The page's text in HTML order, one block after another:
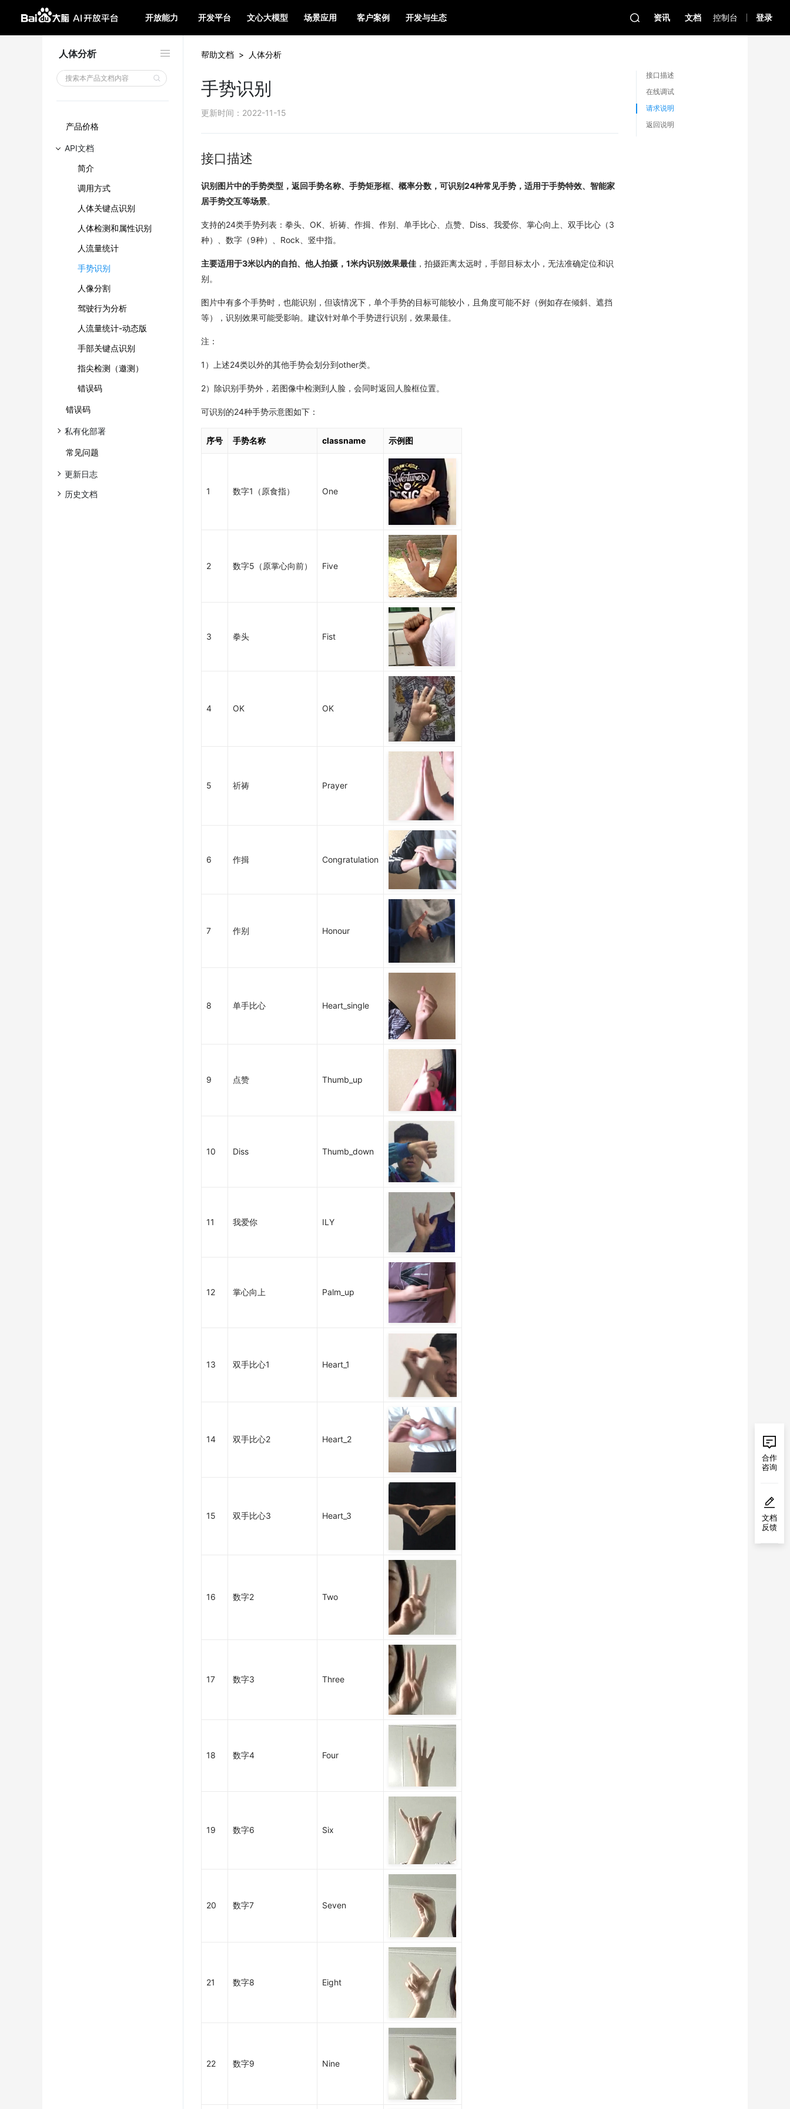
开放能力 开发平台 文心大模型 场景应用 客户案例 开发与生态 资讯 文档 控制台 登录
人体分析
产品价格
API文档
简介
调用方式
人体关键点识别
人体检测和属性识别
人流量统计
手势识别
人像分割
驾驶行为分析
人流量统计-动态版
手部关键点识别
指尖检测（邀测）
错误码
错误码
私有化部署
常见问题
更新日志
历史文档
帮助文档 > 人体分析
接口描述
在线调试
请求说明
返回说明
手势识别
更新时间 ： 2022-11-15
接口描述
识别图片中的手势类型，返回手势名称、手势矩形框、概率分数，可识别24种常见手势，适用于手势特效、智能家
居手势交互等场景。
支持的24类手势列表：拳头、OK、祈祷、作揖、作别、单手比心、点赞、Diss、我爱你、掌心向上、双手比心（3
种）、数字（9种）、Rock、竖中指。
主要适用于3米以内的自拍、他人拍摄，1米内识别效果最佳 ，拍摄距离太远时，手部目标太小，无法准确定位和识
别。
图片中有多个手势时，也能识别，但该情况下，单个手势的目标可能较小，且角度可能不好（例如存在倾斜、遮挡
等），识别效果可能受影响。建议针对单个手势进行识别，效果最佳。
注：
1）上述24类以外的其他手势会划分到other类。
2）除识别手势外，若图像中检测到人脸，会同时返回人脸框位置。
可识别的24种手势示意图如下：
序号 手势名称 classname 示例图
1 数字1（原食指） One
2 数字5（原掌心向前） Five
3 拳头 Fist
4 OK OK
5 祈祷 Prayer
6 作揖 Congratulation
7 作别 Honour
8 单手比心 Heart_single
9 点赞 Thumb_up
10 Diss Thumb_down
11 我爱你 ILY
12 掌心向上 Palm_up
13 双手比心1 Heart_1
14 双手比心2 Heart_2
15 双手比心3 Heart_3
16 数字2 Two
17 数字3 Three
18 数字4 Four
19 数字6 Six
20 数字7 Seven
21 数字8 Eight
22 数字9 Nine
合作
咨询
文档
反馈